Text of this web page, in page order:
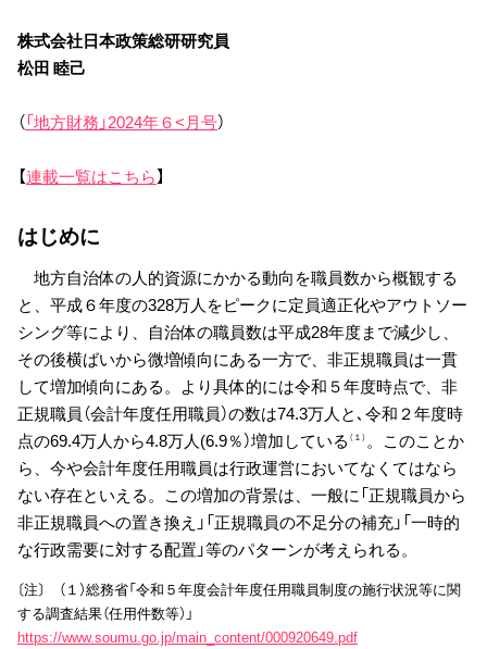
株式会社日本政策総研研究員
松田 睦己
（「地方財務」2024年６<月号）
【連載一覧はこちら】
はじめに
地方自治体の人的資源にかかる動向を職員数から概観する
と、平成６年度の328万人をピークに定員適正化やアウトソー
シング等により、自治体の職員数は平成28年度まで減少し、
その後横ばいから微増傾向にある一方で、非正規職員は一貫
して増加傾向にある。より具体的には令和５年度時点で、非
正規職員（会計年度任用職員）の数は74.3万人と､令和２年度時
点の69.4万人から4.8万人(6.9％）増加している （１）。このことか
ら、今や会計年度任用職員は行政運営においてなくてはなら
ない存在といえる。この増加の背景は、一般に「正規職員から
非正規職員への置き換え」「正規職員の不足分の補充」「一時的
な行政需要に対する配置」等のパターンが考えられる。
〔注〕 （１）総務省「令和５年度会計年度任用職員制度の施行状況等に関
する調査結果（任用件数等）」
https://www.soumu.go.jp/main_content/000920649.pdf